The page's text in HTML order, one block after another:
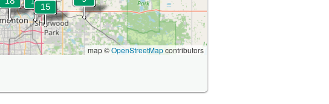
map ©OpenStreetMapcontributors